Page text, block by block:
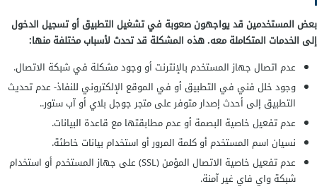
بعض المستخدمين قد يواجهون صعوبة في تشغيل التطبيق أو تسجيل الدخول
إلى الخدمات المتكاملة معه. هذه المشكلة قد تحدث لأسباب مختلفة منها:
عدم اتصال جهاز المستخدم بالإنترنت أو وجود مشكلة في شبكة الاتصال.
وجود خلل فني في التطبيق أو في الموقع الإلكتروني للنفاذ- عدم تحديث
التطبيق إلى أحدث إصدار متوفر على متجر جوجل بلاي أو آب ستور..
عدم تفعيل خاصية البصمة أو عدم مطابقتها مع قاعدة البيانات.
نسيان اسم المستخدم أو كلمة المرور أو استخدام بيانات خاطئة.
عدم تفعيل خاصية الاتصال المؤمن (SSL) على جهاز المستخدم أو استخدام
شبكة واي فاي غير آمنة.